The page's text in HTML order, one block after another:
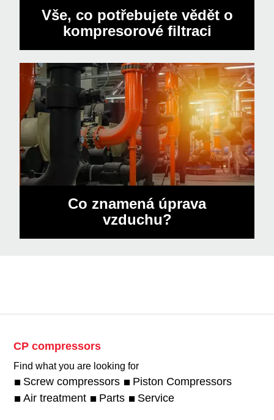
Vše, co potřebujete vědět o
kompresorové filtraci
Co znamená úprava
vzduchu?
CP compressors
Find what you are looking for
Screw compressors
Piston Compressors
Air treatment
Parts Service